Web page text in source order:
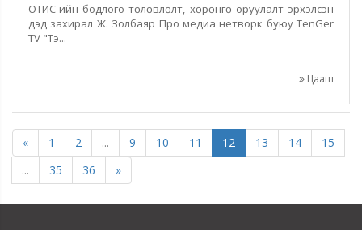
ОТИС-ийн бодлого төлөвлөлт, хөрөнгө оруулалт эрхэлсэн
дэд захирал Ж. Золбаяр Про медиа нетворк буюу TenGer
TV "Тэ...
Цааш
« 1 2 ... 9 10 11 12 13 14
15
...
35 36 »